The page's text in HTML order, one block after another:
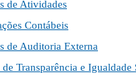
de Atividades
Contábeis
de Auditoria Externa
Transparência e Igualdade